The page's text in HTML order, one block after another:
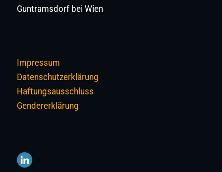
Guntramsdorf bei Wien
Impressum
Datenschutzerklärung
Haftungsausschluss
Gendererklärung